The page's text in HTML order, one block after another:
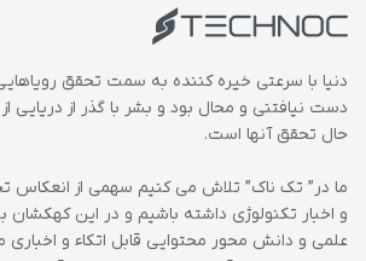
دنیا با سرعتی خیره کننده به سمت تحقق
دست نیافتنی و محال بود و بشر با گذر از دریایی
حال تحقق آنها است.
ما در” تک ناک” تلاش می کنیم سهمی از انعکاس
و اخبار تکنولوژی داشته باشیم و در این کهکشان
علمی و دانش محور محتوایی قابل اتکاء و اخباری